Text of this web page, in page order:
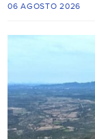
06 AGOSTO 2026